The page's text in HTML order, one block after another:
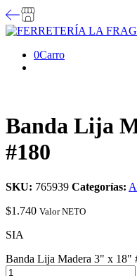
0Carro
Banda Lija
#180
SKU: 765939 Categorías:
$1.740 Valor NETO
SIA
Banda Lija Madera 3" x 18"